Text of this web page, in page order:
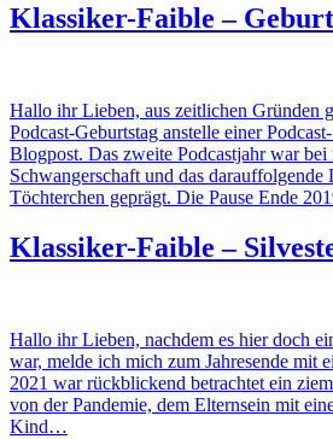
Klassiker-Faible –
Hallo ihr Lieben, aus zeitlichen Gründen
Podcast-Geburtstag anstelle einer
Blogpost. Das zweite Podcastjahr war
Schwangerschaft und das darauffolgende
Töchterchen geprägt. Die Pause Ende
Klassiker-Faible –
Hallo ihr Lieben, nachdem es hier doch
war, melde ich mich zum Jahresende mit
2021 war rückblickend betrachtet ein
von der Pandemie, dem Elternsein mit
Kind…